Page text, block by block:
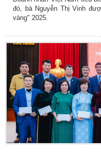
đó, bà Nguyễn Thị Vinh
vàng" 2025.